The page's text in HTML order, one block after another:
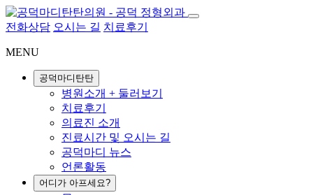
전화상담 오시는 길 치료후기
MENU
공덕마디탄탄
병원소개 + 둘러보기
치료후기
의료진 소개
진료시간 및 오시는 길
공덕마디 뉴스
언론활동
어디가 아프세요?